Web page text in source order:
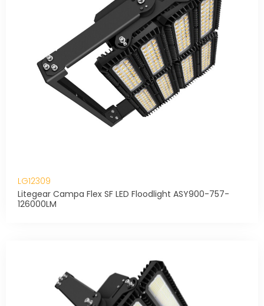
LG12309
Litegear Campa Flex SF LED Floodlight ASY900-757-
126000LM